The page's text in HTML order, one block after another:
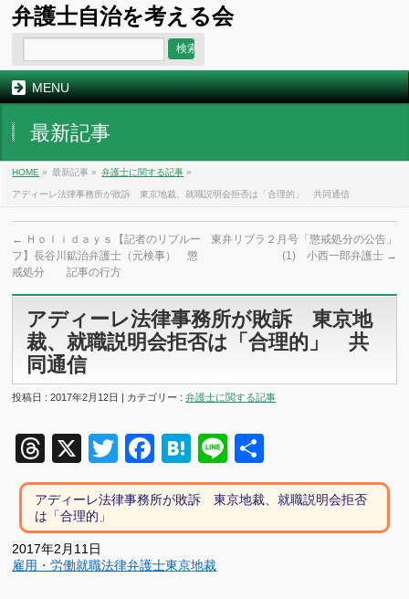
弁護士自治を考える会
MENU
最新記事
HOME » 最新記事 » 弁護士に関する記事 »
アディーレ法律事務所が敗訴 東京地裁、就職説明会拒否は「合理的」 共同通信
← Ｈｏｌｉｄａｙｓ【記者のリプルー
フ】長谷川鉱治弁護士（元検事） 懲
戒処分 記事の行方
東弁リブラ２月号「懲戒処分の公告」
(1) 小西一郎弁護士 →
アディーレ法律事務所が敗訴 東京地
裁、就職説明会拒否は「合理的」 共
同通信
投稿日 : 2017年2月12日 | カテゴリー :弁護士に関する記事
Threads
X TwitterFacebook
Hatena
Line
有
アディーレ法律事務所が敗訴 東京地裁、就職説明会拒否
は「合理的」
2017年2月11日
雇用・労働就職法律弁護士東京地裁